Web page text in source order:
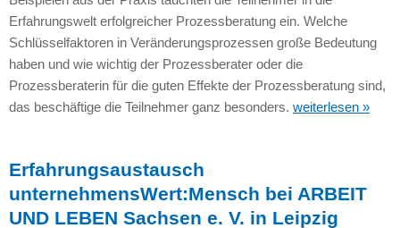
Erfahrungswelt erfolgreicher Prozessberatung ein. Welche
Schlüsselfaktoren in Veränderungsprozessen große Bedeutung
haben und wie wichtig der Prozessberater oder die
Prozessberaterin für die guten Effekte der Prozessberatung sind,
das beschäftige die Teilnehmer ganz besonders. weiterlesen »
Erfahrungsaustausch
unternehmensWert:Mensch bei ARBEIT
UND LEBEN Sachsen e. V. in Leipzig